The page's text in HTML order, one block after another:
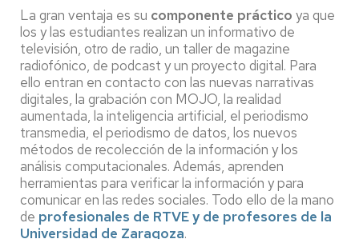
La gran ventaja es su componente práctico ya que
los y las estudiantes realizan un informativo de
televisión, otro de radio, un taller de magazine
radiofónico, de podcast y un proyecto digital. Para
ello entran en contacto con las nuevas narrativas
digitales, la grabación con MOJO, la realidad
aumentada, la inteligencia artificial, el periodismo
transmedia, el periodismo de datos, los nuevos
métodos de recolección de la información y los
análisis computacionales. Además, aprenden
herramientas para verificar la información y para
comunicar en las redes sociales. Todo ello de la mano
de profesionales de RTVE y de profesores de la
Universidad de Zaragoza.